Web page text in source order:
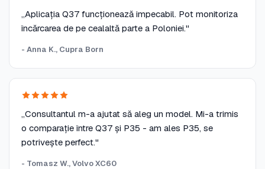
„Aplicația Q37 funcționează impecabil. Pot monitoriza
încărcarea de pe cealaltă parte a Poloniei."
- Anna K., Cupra Born
„Consultantul m-a ajutat să aleg un model. Mi-a trimis
o comparație între Q37 și P35 - am ales P35, se
potrivește perfect."
- Tomasz W., Volvo XC60